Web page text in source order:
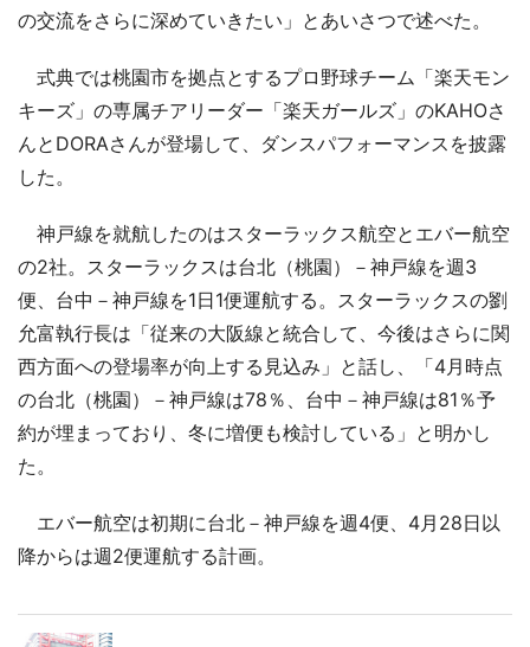
の交流をさらに深めていきたい」とあいさつで述べた。
式典では桃園市を拠点とするプロ野球チーム「楽天モン
キーズ」の専属チアリーダー「楽天ガールズ」のKAHOさ
んとDORAさんが登場して、ダンスパフォーマンスを披露
した。
神戸線を就航したのはスターラックス航空とエバー航空
の2社。スターラックスは台北（桃園）－神戸線を週3
便、台中－神戸線を1日1便運航する。スターラックスの劉
允富執行長は「従来の大阪線と統合して、今後はさらに関
西方面への登場率が向上する見込み」と話し、「4月時点
の台北（桃園）－神戸線は78％、台中－神戸線は81％予
約が埋まっており、冬に増便も検討している」と明かし
た。
エバー航空は初期に台北－神戸線を週4便、4月28日以
降からは週2便運航する計画。